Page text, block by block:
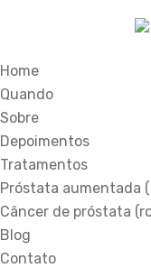
Home
Quando
Sobre
Depoimentos
Tratamentos
Próstata aumentada
Câncer de próstata
Blog
Contato